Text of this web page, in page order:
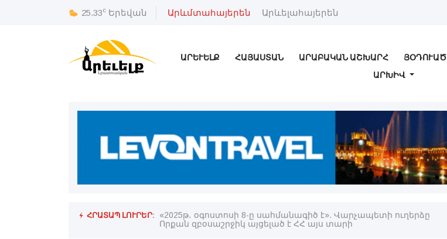
25.33c Երեվան Արևմտահայերեն Արևելահայերեն
ԱՐԵՒԵԼՔ ՀԱՅԱՍՏԱՆ ԱՐԱԲԱԿԱՆ ԱՇԽԱՐՀ ՅՕԴՈՒԱԾ
ԱՐԽԻՎ
ՀՐԱՏԱՊ ԼՈՒՐԵՐ: «2025թ․ օգոստոսի 8-ը սահմանագիծ է». Վարչապետի ուղերձը